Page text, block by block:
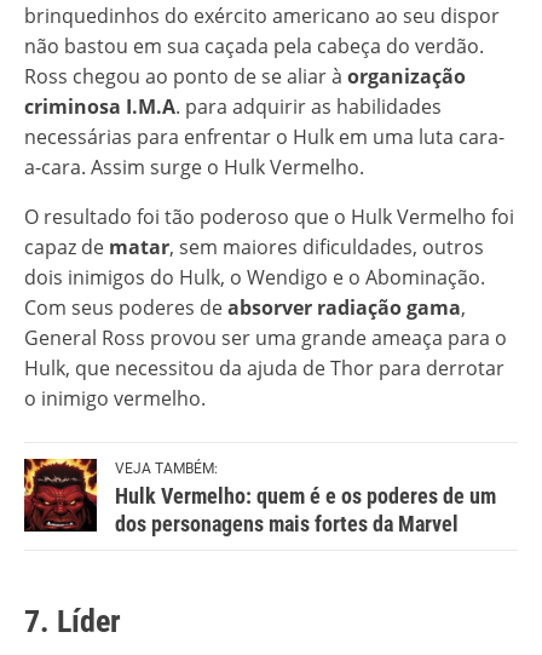
brinquedinhos do exército americano ao seu dispor
não bastou em sua caçada pela cabeça do verdão.
Ross chegou ao ponto de se aliar à organização
criminosa I.M.A. para adquirir as habilidades
necessárias para enfrentar o Hulk em uma luta cara-
a-cara. Assim surge o Hulk Vermelho.
O resultado foi tão poderoso que o Hulk Vermelho foi
capaz de matar, sem maiores dificuldades, outros
dois inimigos do Hulk, o Wendigo e o Abominação.
Com seus poderes deabsorver radiação gama,
General Ross provou ser uma grande ameaça para o
Hulk, que necessitou da ajuda de Thor para derrotar
o inimigo vermelho.
VEJA TAMBÉM:
Hulk Vermelho: quem é e os poderes de um
dos personagens mais fortes da Marvel
7. Líder